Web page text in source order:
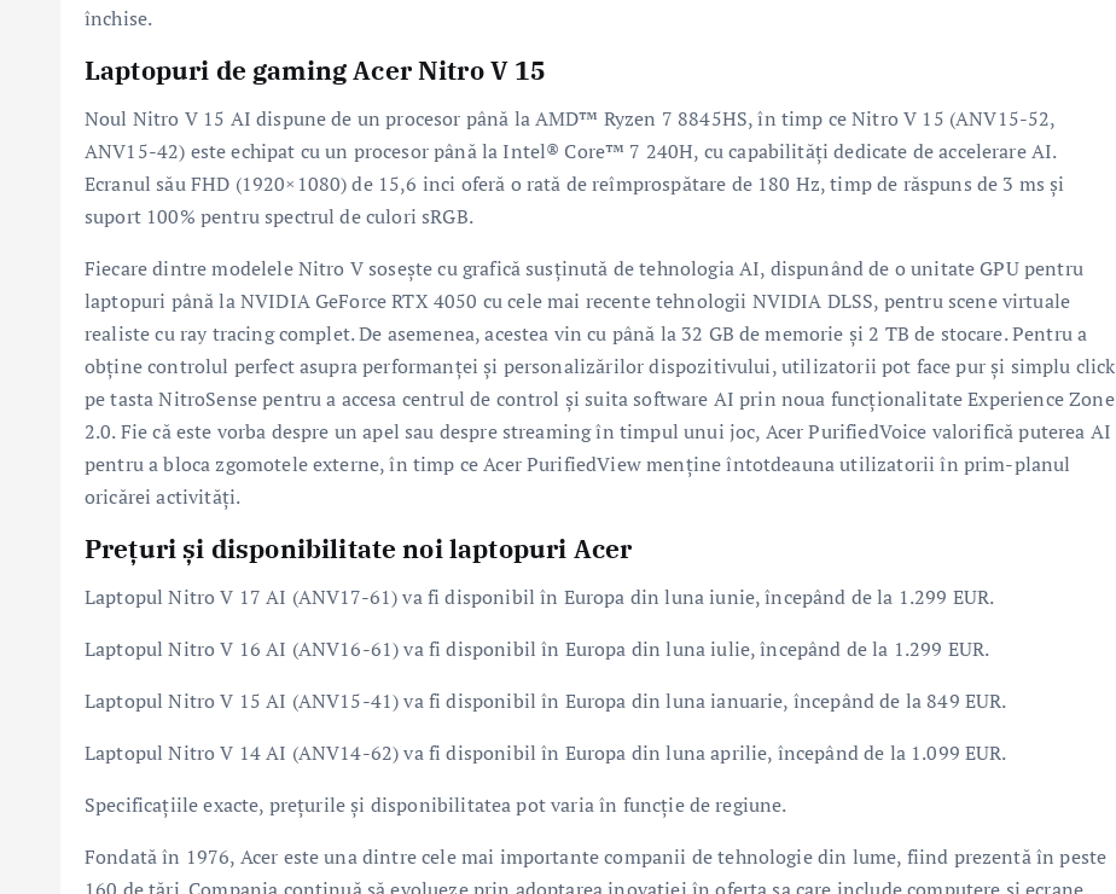
închise.
Laptopuri de gaming Acer Nitro V 15
Noul Nitro V 15 AI dispune de un procesor până la AMD™ Ryzen 7 8845HS, în timp ce Nitro V 15 (ANV15-52,
ANV15-42) este echipat cu un procesor până la Intel® Core™ 7 240H, cu capabilități dedicate de accelerare AI.
Ecranul său FHD (1920×1080) de 15,6 inci oferă o rată de reîmprospătare de 180 Hz, timp de răspuns de 3 ms și
suport 100% pentru spectrul de culori sRGB.
Fiecare dintre modelele Nitro V sosește cu grafică susținută de tehnologia AI, dispunând de o unitate GPU pentru
laptopuri până la NVIDIA GeForce RTX 4050 cu cele mai recente tehnologii NVIDIA DLSS, pentru scene virtuale
realiste cu ray tracing complet. De asemenea, acestea vin cu până la 32 GB de memorie și 2 TB de stocare. Pentru a
obține controlul perfect asupra performanței și personalizărilor dispozitivului, utilizatorii pot face pur și simplu click
pe tasta NitroSense pentru a accesa centrul de control și suita software AI prin noua funcționalitate Experience Zone
2.0. Fie că este vorba despre un apel sau despre streaming în timpul unui joc, Acer PurifiedVoice valorifică puterea AI
pentru a bloca zgomotele externe, în timp ce Acer PurifiedView menține întotdeauna utilizatorii în prim-planul
oricărei activități.
Prețuri și disponibilitate noi laptopuri Acer
Laptopul Nitro V 17 AI (ANV17-61) va fi disponibil în Europa din luna iunie, începând de la 1.299 EUR.
Laptopul Nitro V 16 AI (ANV16-61) va fi disponibil în Europa din luna iulie, începând de la 1.299 EUR.
Laptopul Nitro V 15 AI (ANV15-41) va fi disponibil în Europa din luna ianuarie, începând de la 849 EUR.
Laptopul Nitro V 14 AI (ANV14-62) va fi disponibil în Europa din luna aprilie, începând de la 1.099 EUR.
Specificațiile exacte, prețurile și disponibilitatea pot varia în funcție de regiune.
Fondată în 1976, Acer este una dintre cele mai importante companii de tehnologie din lume, fiind prezentă în peste